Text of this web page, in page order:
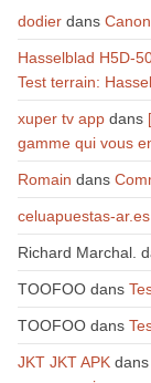
dodierdans
Hasselblad H5D-
Test terrain:
xuper tv appdans
gamme qui vous
Romain dans
celuapuestas-ar.es
Richard Marchal.
TOOFOOdans
TOOFOOdans
JKT JKT APKdans